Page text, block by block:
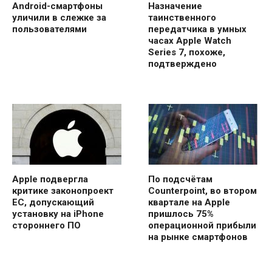
Android-смартфоны
уличили в слежке за
пользователями
Назначение
таинственного
передатчика в умных
часах Apple Watch
Series 7, похоже,
подтверждено
Apple подвергла
критике законопроект
ЕС, допускающий
установку на iPhone
стороннего ПО
По подсчётам
Counterpoint, во втором
квартале на Apple
пришлось 75%
операционной прибыли
на рынке смартфонов